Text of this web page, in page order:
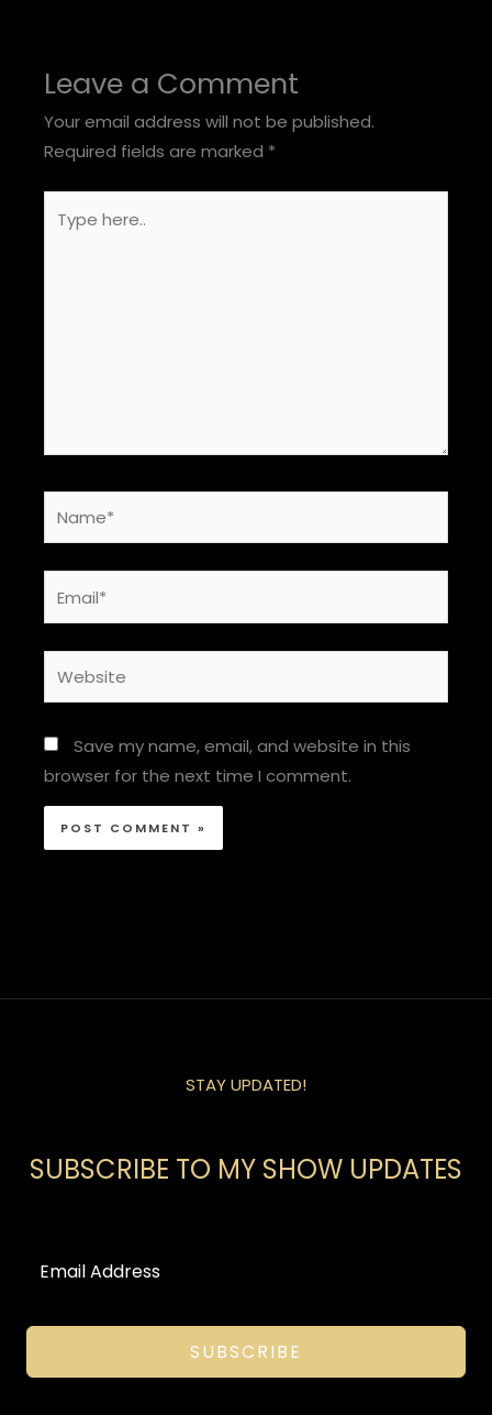
Leave a Comment
Your email address will not be published.
Required fields are marked *
here..
Save my name, email, and website in this
browser for the next time I comment.
STAY UPDATED!
SUBSCRIBE TO MY SHOW UPDATES
SUBSCRIBE